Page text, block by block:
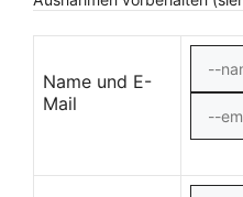
Name und E-
Mail